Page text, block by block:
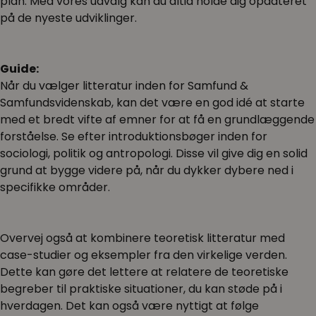
på de nyeste udviklinger.
Guide:
Når du vælger litteratur inden for Samfund &
Samfundsvidenskab, kan det være en god idé at starte
med et bredt vifte af emner for at få en grundlæggende
forståelse. Se efter introduktionsbøger inden for
sociologi, politik og antropologi. Disse vil give dig en solid
grund at bygge videre på, når du dykker dybere ned i
specifikke områder.
Overvej også at kombinere teoretisk litteratur med
case-studier og eksempler fra den virkelige verden.
Dette kan gøre det lettere at relatere de teoretiske
begreber til praktiske situationer, du kan støde på i
hverdagen. Det kan også være nyttigt at følge